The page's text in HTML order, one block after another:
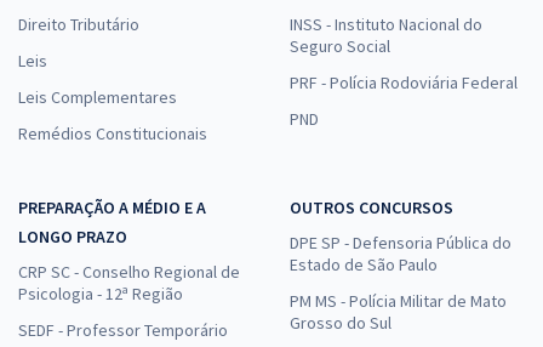
Direito Tributário
Leis
Leis Complementares
Remédios Constitucionais
INSS - Instituto Nacional do
Seguro Social
PRF - Polícia Rodoviária Federal
PND
PREPARAÇÃO A MÉDIO E A
LONGO PRAZO
CRP SC - Conselho Regional de
Psicologia - 12ª Região
SEDF - Professor Temporário
OUTROS CONCURSOS
DPE SP - Defensoria Pública do
Estado de São Paulo
PM MS - Polícia Militar de Mato
Grosso do Sul